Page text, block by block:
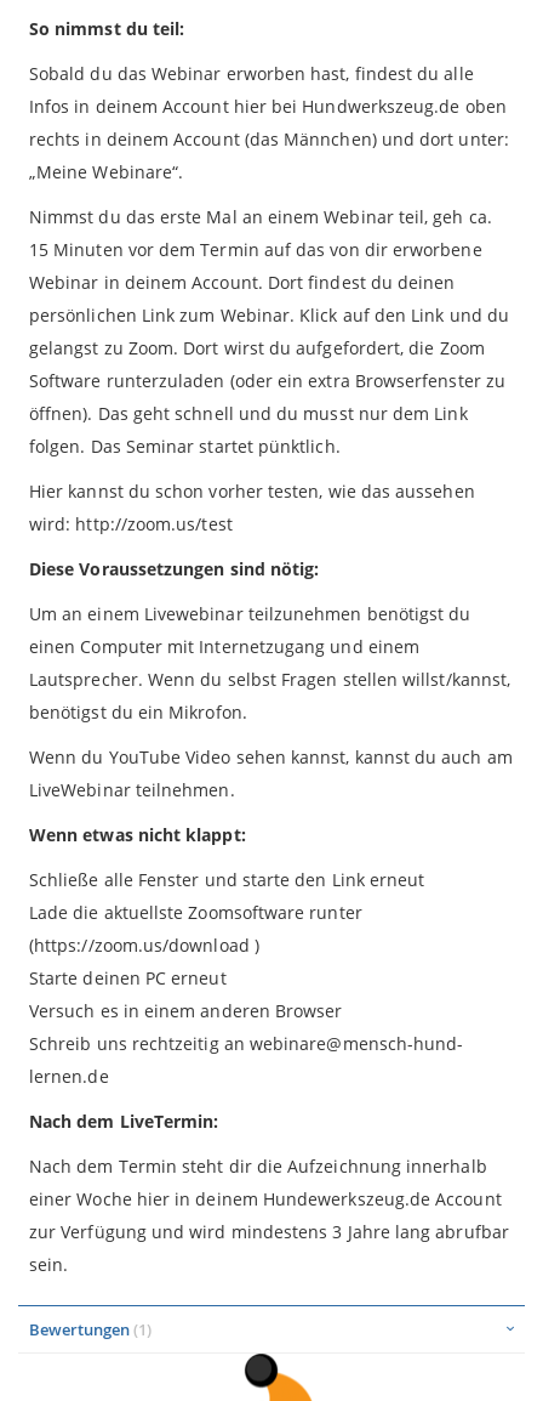
So nimmst du teil:
Sobald du das Webinar erworben hast, findest du alle
Infos in deinem Account hier bei Hundwerkszeug.de oben
rechts in deinem Account (das Männchen) und dort unter:
„Meine Webinare“.
Nimmst du das erste Mal an einem Webinar teil, geh ca.
15 Minuten vor dem Termin auf das von dir erworbene
Webinar in deinem Account. Dort findest du deinen
persönlichen Link zum Webinar. Klick auf den Link und du
gelangst zu Zoom. Dort wirst du aufgefordert, die Zoom
Software runterzuladen (oder ein extra Browserfenster zu
öffnen). Das geht schnell und du musst nur dem Link
folgen. Das Seminar startet pünktlich.
Hier kannst du schon vorher testen, wie das aussehen
wird: http://zoom.us/test
Diese Voraussetzungen sind nötig:
Um an einem Livewebinar teilzunehmen benötigst du
einen Computer mit Internetzugang und einem
Lautsprecher. Wenn du selbst Fragen stellen willst/kannst,
benötigst du ein Mikrofon.
Wenn du YouTube Video sehen kannst, kannst du auch am
LiveWebinar teilnehmen.
Wenn etwas nicht klappt:
Schließe alle Fenster und starte den Link erneut
Lade die aktuellste Zoomsoftware runter
(https://zoom.us/download )
Starte deinen PC erneut
Versuch es in einem anderen Browser
Schreib uns rechtzeitig an webinare@mensch-hund-
lernen.de
Nach dem LiveTermin:
Nach dem Termin steht dir die Aufzeichnung innerhalb
einer Woche hier in deinem Hundewerkszeug.de Account
zur Verfügung und wird mindestens 3 Jahre lang abrufbar
sein.
Bewertungen 1